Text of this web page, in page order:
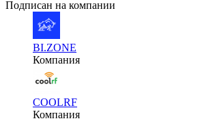
Подписан на компании
BI.ZONE
Компания
COOLRF
Компания